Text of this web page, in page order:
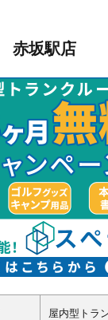
赤坂駅店
屋内型トラ